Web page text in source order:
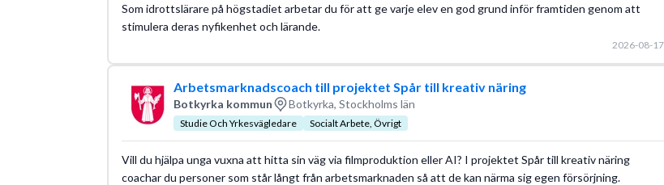
Som idrottslärare på högstadiet arbetar du för att ge varje elev en god grund inför framtiden genom att
stimulera deras nyfikenhet och lärande.
2026-08-17
Arbetsmarknadscoach till projektet Spår till kreativ näring
Botkyrka kommun Botkyrka, Stockholms län
Studie Och Yrkesvägledare Socialt Arbete, Övrigt
Vill du hjälpa unga vuxna att hitta sin väg via filmproduktion eller AI? I projektet Spår till kreativ näring
coachar du personer som står långt från arbetsmarknaden så att de kan närma sig egen försörjning.